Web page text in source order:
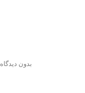
بدون دیدگاه